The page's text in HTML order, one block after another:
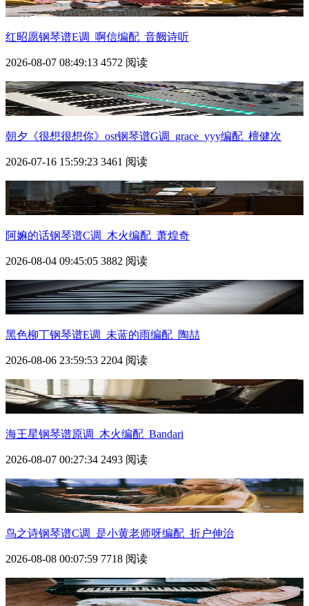
红昭愿钢琴谱E调_啊信编配_音阙诗听
2026-08-07 08:49:13 4572 阅读
朝夕《很想很想你》ost钢琴谱G调_grace_yyy编配_檀健次
2026-07-16 15:59:23 3461 阅读
阿嫲的话钢琴谱C调_木火编配_萧煌奇
2026-08-04 09:45:05 3882 阅读
黑色柳丁钢琴谱E调_未蓝的雨编配_陶喆
2026-08-06 23:59:53 2204 阅读
海王星钢琴谱原调_木火编配_Bandari
2026-08-07 00:27:34 2493 阅读
鸟之诗钢琴谱C调_是小黄老师呀编配_折户伸治
2026-08-08 00:07:59 7718 阅读